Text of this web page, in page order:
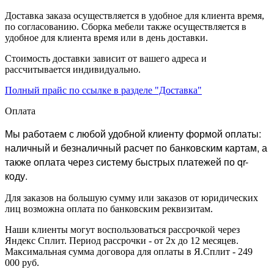
Доставка заказа осуществляется в удобное для клиента время,
по согласованию. Сборка мебели также осуществляется в
удобное для клиента время или в день доставки.
Стоимость доставки зависит от вашего адреса и
рассчитывается индивидуально.
Полный прайс по ссылке в разделе "Доставка"
Оплата
Мы работаем с любой удобной клиенту формой оплаты:
наличный и безналичный расчет по банковским картам, а
также оплата через систему быстрых платежей по qr-
коду.
Для заказов на большую сумму или заказов от юридических
лиц возможна оплата по банковским реквизитам.
Наши клиенты могут воспользоваться рассрочкой через
Яндекс Сплит. Период рассрочки - от 2х до 12 месяцев.
Максимальная сумма договора для оплаты в Я.Сплит - 249
000 руб.